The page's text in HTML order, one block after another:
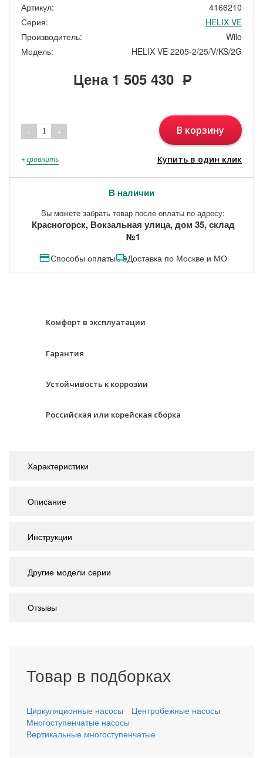
Артикул:
4166210
Серия:
HELIX VE
Производитель:
Wilo
Модель:
HELIX VE 2205-2/25/V/KS/2G
Цена 1 505 430 Р
- 1 + В корзину
+сравнить Купить в один клик
В наличии
Вы можете забрать товар после оплаты по адресу:
Красногорск, Вокзальная улица, дом 35, склад
№1
Способы оплаты Доставка по Москве и МО
Комфорт в эксплуатации
Гарантия
Устойчивость к коррозии
Российская или корейская сборка
Характеристики
Описание
Инструкции
Другие модели серии
Отзывы
Товар в подборках
Циркуляционные насосы
Центробежные насосы
Многоступенчатые насосы
Вертикальные многоступенчатые